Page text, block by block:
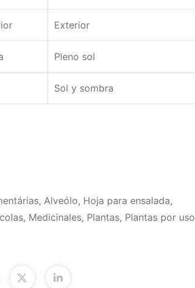
Exterior
Pleno sol
Sol y sombra
, Alveólo, Hoja para ensalada,
, Medicinales, Plantas, Plantas por uso